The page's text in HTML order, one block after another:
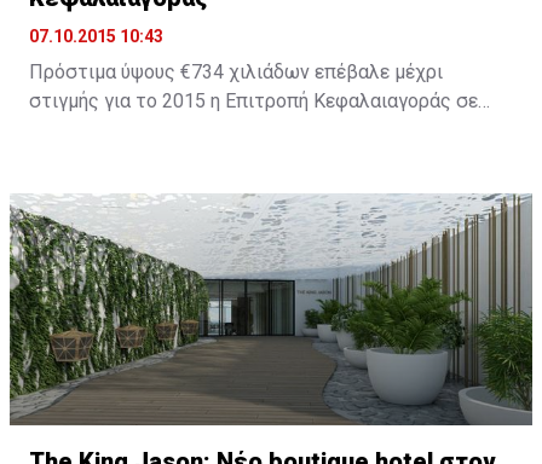
07.10.2015 10:43
Πρόστιμα ύψους €734 χιλιάδων επέβαλε μέχρι
στιγμής για το 2015 η Επιτροπή Κεφαλαιαγοράς σε
την πορεία του Οργανισμού καθώς επιβλήθηκαν
πρόστιμα ύψους €8,2 εκατ., ενώ για το 2013 τα
συνολικά πρόστιμα ήταν μόλις €1,279,000.